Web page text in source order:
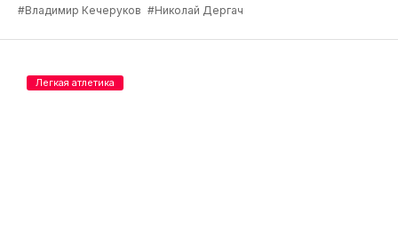
#Владимир Кечеруков #Николай Дергач
Легкая атлетика